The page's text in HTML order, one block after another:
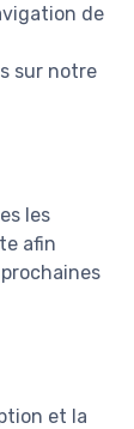
de
sur notre
les
afin
et la